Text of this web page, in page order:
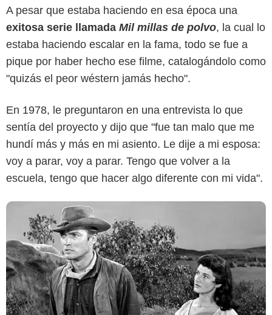
A pesar que estaba haciendo en esa época una
exitosa serie llamada Mil millas de polvo, la cual lo
estaba haciendo escalar en la fama, todo se fue a
pique por haber hecho ese filme, catalogándolo como
"quizás el peor wéstern jamás hecho".
En 1978, le preguntaron en una entrevista lo que
sentía del proyecto y dijo que "fue tan malo que me
hundí más y más en mi asiento. Le dije a mi esposa:
voy a parar, voy a parar. Tengo que volver a la
escuela, tengo que hacer algo diferente con mi vida".
CBS